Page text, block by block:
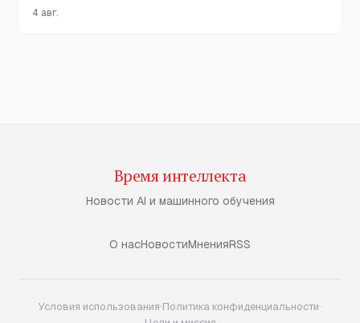
4 авг.
Время интеллекта
Новости AI и машинного обучения
О насНовостиМненияRSS
Условия использования·Политика конфиденциальности·